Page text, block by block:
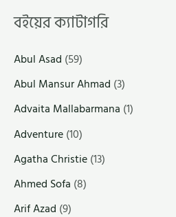
বইয়ের ক্যাটাগরি
Abul Asad (59)
Abul Mansur Ahmad (3)
Advaita Mallabarmana (1)
Adventure(10)
Agatha Christie(13)
Ahmed Sofa (8)
Arif Azad (9)